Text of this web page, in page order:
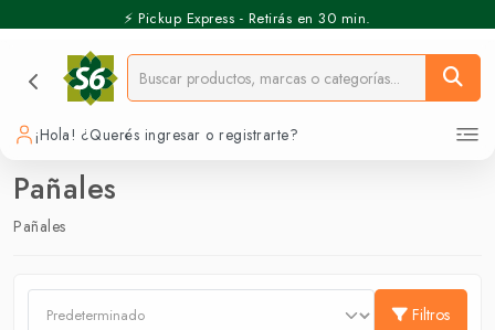
⚡️ Pickup Express - Retirás en 30 min.
¡Hola! ¿Querés ingresar o registrarte?
Pañales
Pañales
Filtros